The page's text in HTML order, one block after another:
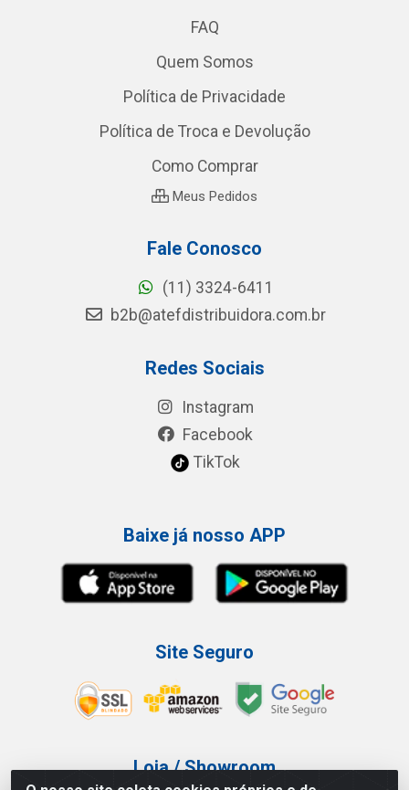
FAQ
Quem Somos
Política de Privacidade
Política de Troca e Devolução
Como Comprar
Meus Pedidos
Fale Conosco
(11) 3324-6411
b2b@atefdistribuidora.com.br
Redes Sociais
Instagram
Facebook
TikTok
Baixe já nosso APP
Site Seguro
Loja / Showroom